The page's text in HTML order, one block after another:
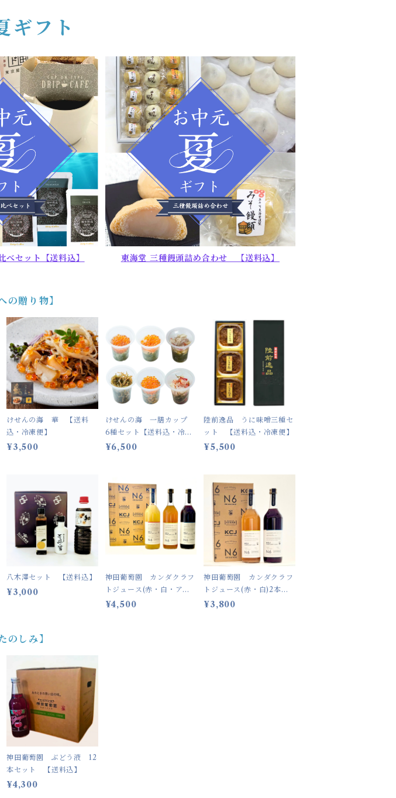
ギフト
べセット【送料込】 東海堂 三種饅頭詰め合わせ 【送料込】
の贈り物】
けせんの海 華 【送料
込・冷凍便】
¥3,500
けせんの海 一膳カップ
6種セット【送料込・冷凍
便】
¥6,500
陸前逸品 うに味噌三種セ
ット 【送料込・冷凍便】
¥5,500
八木澤セット 【送料込】
¥3,000
神田葡萄園 カンダクラフ
トジュース(赤・白・アッ
プル)3本箱入 【送料込】
¥4,500
神田葡萄園 カンダクラフ
トジュース(赤・白)2本箱
入 【送料込】
¥3,800
のしみ】
神田葡萄園 ぶどう液 12
本セット 【送料込】
¥4,300